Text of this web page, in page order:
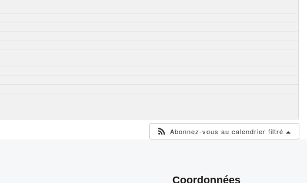
Abonnez-vous au calendrier filtré
Coordonnées